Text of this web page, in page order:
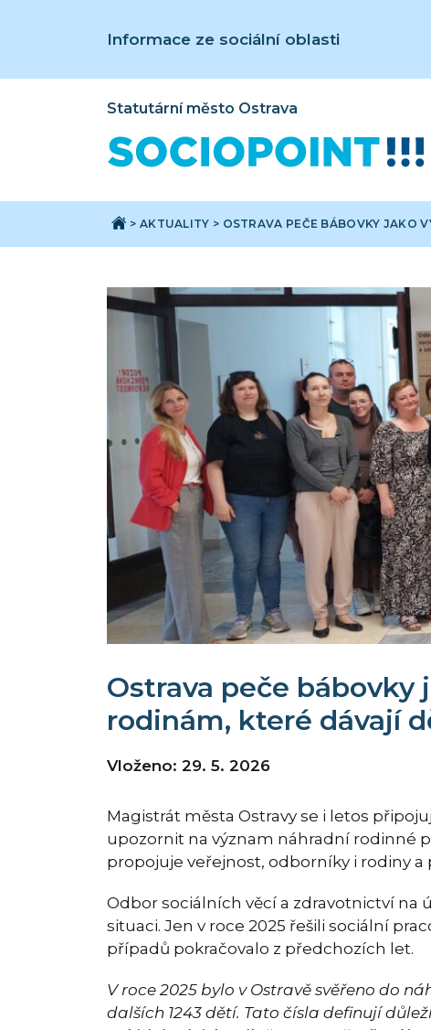
Informace ze sociální oblasti
Statutární město Ostrava
> AKTUALITY > OSTRAVA PEČE BÁBOVKY JAKO
Ostrava peče
rodinám, které dávají
Vloženo: 29. 5. 2026
Magistrát města Ostravy se i letos
upozornit na význam náhradní rodinné
propojuje veřejnost, odborníky i rodiny
Odbor sociálních věcí a zdravotnictví na
situaci. Jen v roce 2025 řešili sociální
případů pokračovalo z předchozích let.
V roce 2025 bylo v Ostravě svěřeno do
dalších 1243 dětí. Tato čísla definují